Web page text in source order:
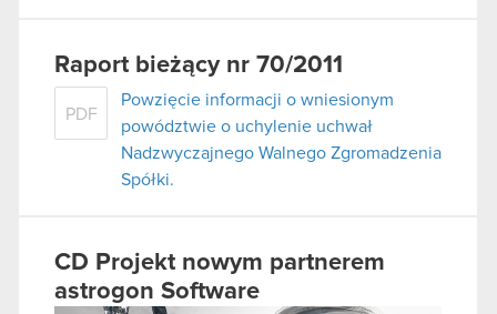
Raport bieżący nr 70/2011
PDF
Powzięcie informacji o wniesionym
powództwie o uchylenie uchwał
Nadzwyczajnego Walnego Zgromadzenia
Spółki.
CD Projekt nowym partnerem
astrogon Software